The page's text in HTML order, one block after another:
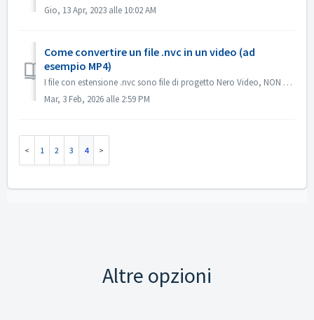
Gio, 13 Apr, 2023 alle 10:02 AM
Come convertire un file .nvc in un video (ad
esempio MP4)
I file con estensione .nvc sono file di progetto Nero Video, NON video finiti. Contengono istruzioni di modifica e collegamenti ai file multimediali di orig...
Mar, 3 Feb, 2026 alle 2:59 PM
1 2 3 4
Altre opzioni